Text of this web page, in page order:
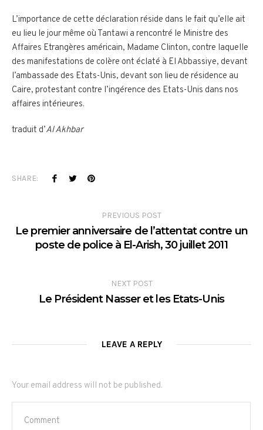
L’importance de cette déclaration réside dans le fait qu’elle ait
eu lieu le jour même où Tantawi a rencontré le Ministre des
Affaires Etrangères américain, Madame Clinton, contre laquelle
des manifestations de colère ont éclaté à El Abbassiye, devant
l’ambassade des Etats-Unis, devant son lieu de résidence au
Caire, protestant contre l’ingérence des Etats-Unis dans nos
affaires intérieures.
traduit d’Al Akhbar
SHARE:
PREVIOUS POST
Le premier anniversaire de l’attentat contre un
poste de police à El-Arish, 30 juillet 2011
NEXT POST
Le Président Nasser et les Etats-Unis
LEAVE A REPLY
Your email address will not be published.